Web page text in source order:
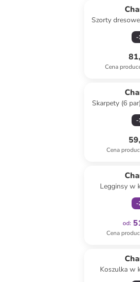
Szorty
-
Cena
Skarpety (6
-
Cena
Legginsy w
-
od:
Cena
Koszulka w